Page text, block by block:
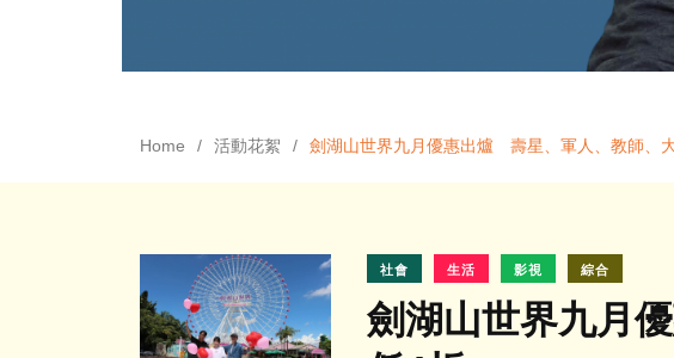
Home 活動花絮 劍湖山世界九月優惠出爐 壽星、軍人、教師、
社會 生活 影視 綜合
劍湖山世界九月